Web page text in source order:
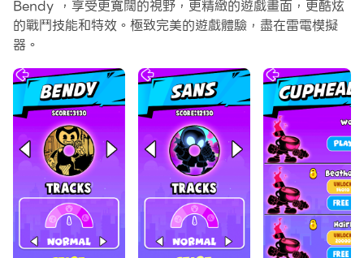
Bendy ，享受更寬闊的視野，更精緻的遊戲畫面，更酷炫
的戰鬥技能和特效。極致完美的遊戲體驗，盡在雷電模擬
器。